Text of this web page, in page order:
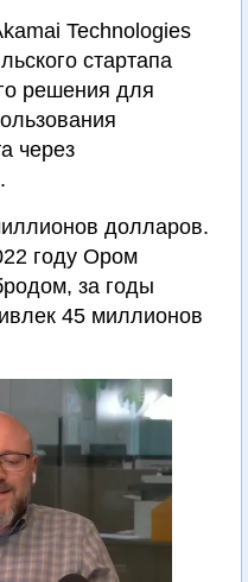
Technologies
стартапа
решения для
через
долларов.
году Ором
за годы
45 миллионов